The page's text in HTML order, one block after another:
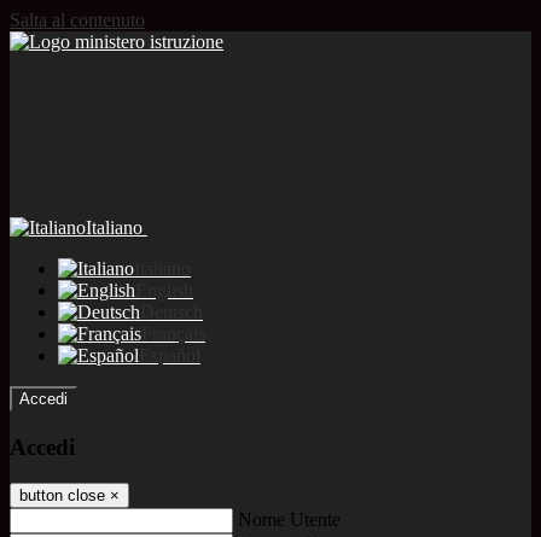
Salta al contenuto
Italiano
Accedi
Accedi
button close ×
Nome Utente